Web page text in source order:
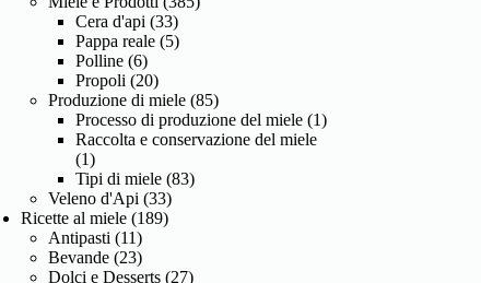
Cera d'api (33)
Pappa reale (5)
Polline (6)
Propoli (20)
Produzione di miele (85)
Processo di produzione del miele (1)
Raccolta e conservazione del miele
(1)
Tipi di miele (83)
Veleno d'Api (33)
Ricette al miele (189)
Antipasti (11)
Bevande (23)
Dolci e Desserts (27)